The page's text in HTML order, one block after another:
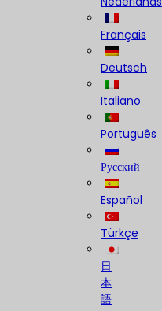
Français
Deutsch
Italiano
Português
Русский
Español
Türkçe
日
本
語